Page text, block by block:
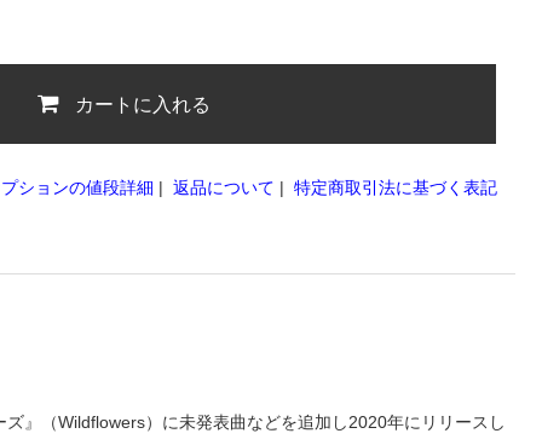
カートに入れる
ションの値段詳細 | 返品について | 特定商取引法に基づく表記
』（Wildflowers）に未発表曲などを追加し2020年にリリースし